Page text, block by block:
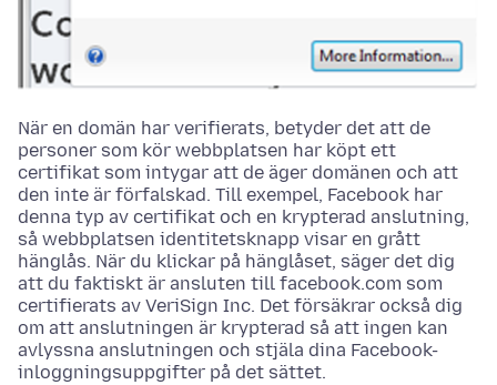
När en domän har verifierats, betyder det att de
personer som kör webbplatsen har köpt ett
certifikat som intygar att de äger domänen och att
den inte är förfalskad. Till exempel, Facebook har
denna typ av certifikat och en krypterad anslutning,
så webbplatsen identitetsknapp visar en grått
hänglås. När du klickar på hänglåset, säger det dig
att du faktiskt är ansluten till facebook.com som
certifierats av VeriSign Inc. Det försäkrar också dig
om att anslutningen är krypterad så att ingen kan
avlyssna anslutningen och stjäla dina Facebook-
inloggningsuppgifter på det sättet.